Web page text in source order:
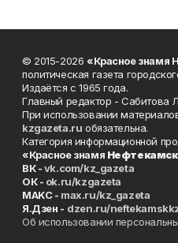
© 2015-2026 «Красное знамя
политическая газета
Издаётся с 1965 года.
Главный редактор - Сабитова
При использовании
kzgazeta.ru обязательна.
Категория информационной
«Красное знамя Нефтекамск
ВК -vk.com/kz_gazeta
ОК - ok.ru/kzgazeta
MAKC - max.ru/kz_gazeta
Я.Дзен - dzen.ru/
Об использовании